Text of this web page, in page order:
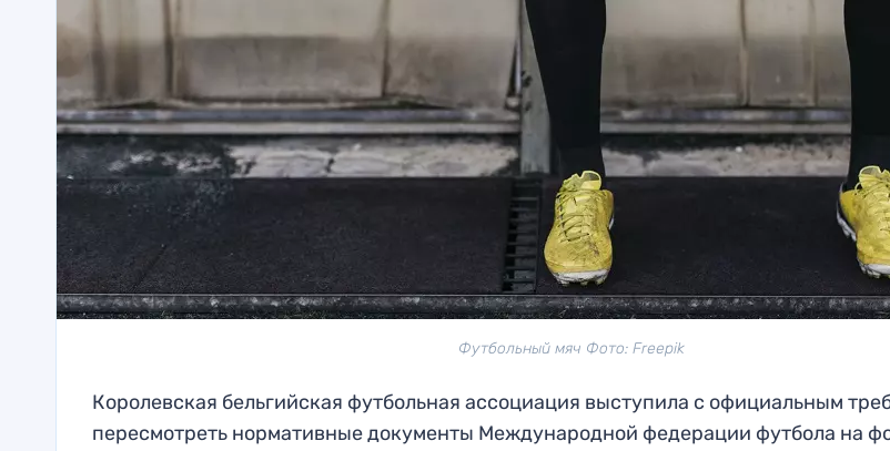
Футбольный мяч Фото: Freepik
Королевская бельгийская футбольная ассоциация выступила с официальным
пересмотреть нормативные документы Международной федерации футбола на